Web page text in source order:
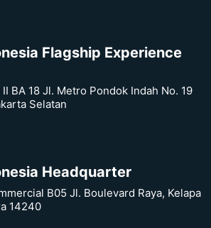
Flagship Experience
BA 18 Jl. Metro Pondok Indah No. 19
Selatan
Headquarter
B05 Jl. Boulevard Raya, Kelapa
14240